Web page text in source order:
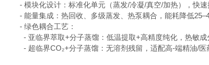
- 模块化设计：标准化单元（蒸发/冷凝/真空/加热），快
- 能量集成：热回收、多级蒸发、热泵耦合，能耗降低
- 绿色耦合工艺：
- 亚临界萃取+分子蒸馏：低温提取+高精度纯化，热敏成
- 超临界CO₂+分子蒸馏：无溶剂残留，适配高-端精油/医